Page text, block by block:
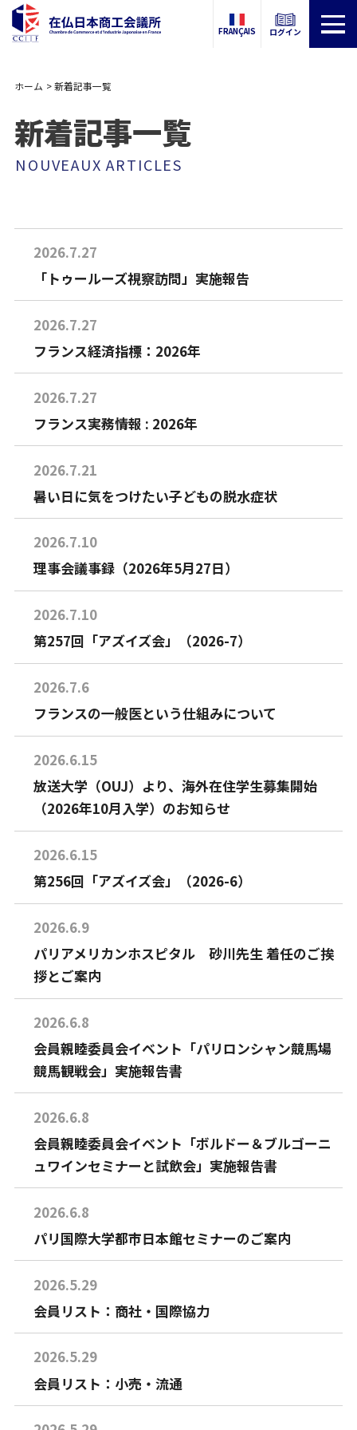
FRANÇAIS ログイン
ホーム 新着記事一覧
新着記事一覧
NOUVEAUX ARTICLES
2026.7.27
「トゥールーズ視察訪問」実施報告
2026.7.27
フランス経済指標：2026年
2026.7.27
フランス実務情報 : 2026年
2026.7.21
暑い日に気をつけたい子どもの脱水症状
2026.7.10
理事会議事録（2026年5月27日）
2026.7.10
第257回「アズイズ会」（2026-7）
2026.7.6
フランスの一般医という仕組みについて
2026.6.15
放送大学（OUJ）より、海外在住学生募集開始
（2026年10月入学）のお知らせ
2026.6.15
第256回「アズイズ会」（2026-6）
2026.6.9
パリアメリカンホスピタル 砂川先生 着任のご挨
拶とご案内
2026.6.8
会員親睦委員会イベント「パリロンシャン競馬場
競馬観戦会」実施報告書
2026.6.8
会員親睦委員会イベント「ボルドー＆ブルゴーニ
ュワインセミナーと試飲会」実施報告書
2026.6.8
パリ国際大学都市日本館セミナーのご案内
2026.5.29
会員リスト：商社・国際協力
2026.5.29
会員リスト：小売・流通